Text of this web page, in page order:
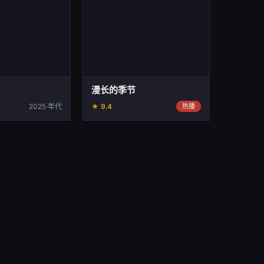
2025·年代
漫长的季节
★ 9.4 热播